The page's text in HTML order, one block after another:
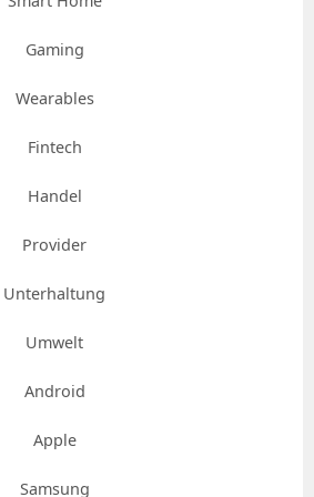
Gaming
Wearables
Fintech
Handel
Provider
Unterhaltung
Umwelt
Android
Apple
Samsung